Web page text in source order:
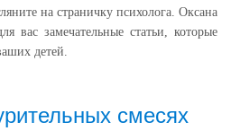
на страничку психолога. Оксана
вас замечательные статьи, которые
детей.
смесях